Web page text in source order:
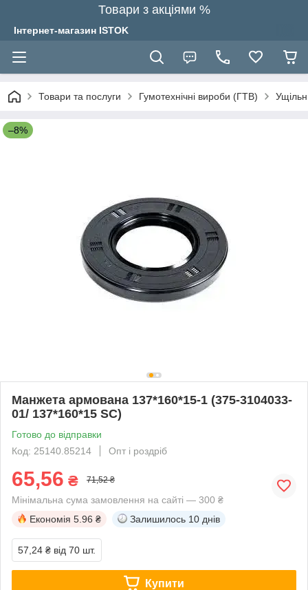
Товари з акціями %
Інтернет-магазин ISTOK
Товари та послуги Гумотехнічні вироби (ГТВ)
–8%
Манжета армована 137*160*15-1 (375-3104033-
01/ 137*160*15 SC)
Готово до відправки
Код: 25140.85214
Опт і роздріб
65,56 ₴ 71,52 ₴
Мінімальна сума замовлення на сайті — 300 ₴
Економія 5.96 ₴ Залишилось 10 днів
57,24 ₴ від 70 шт.
Купити